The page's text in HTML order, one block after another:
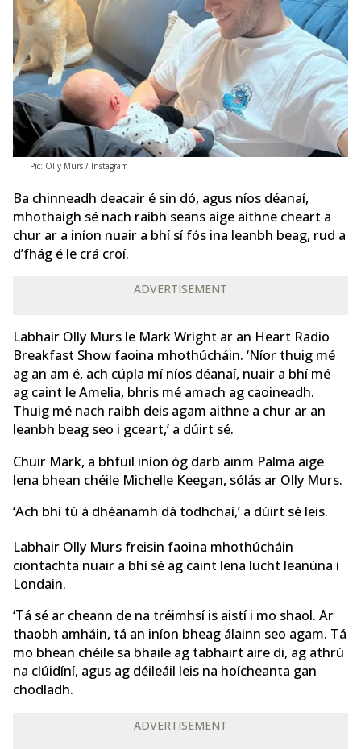
Pic: Olly Murs / Instagram
Ba chinneadh deacair é sin dó, agus níos déanaí,
mhothaigh sé nach raibh seans aige aithne cheart a
chur ar a iníon nuair a bhí sí fós ina leanbh beag, rud a
d’fhág é le crá croí.
ADVERTISEMENT
Labhair Olly Murs le Mark Wright ar an Heart Radio
Breakfast Show faoina mhothúcháin. ‘Níor thuig mé
ag an am é, ach cúpla mí níos déanaí, nuair a bhí mé
ag caint le Amelia, bhris mé amach ag caoineadh.
Thuig mé nach raibh deis agam aithne a chur ar an
leanbh beag seo i gceart,’ a dúirt sé.
Chuir Mark, a bhfuil iníon óg darb ainm Palma aige
lena bhean chéile Michelle Keegan, sólás ar Olly Murs.
‘Ach bhí tú á dhéanamh dá todhchaí,’ a dúirt sé leis.
Labhair Olly Murs freisin faoina mhothúcháin
ciontachta nuair a bhí sé ag caint lena lucht leanúna i
Londain.
‘Tá sé ar cheann de na tréimhsí is aistí i mo shaol. Ar
thaobh amháin, tá an iníon bheag álainn seo agam. Tá
mo bhean chéile sa bhaile ag tabhairt aire di, ag athrú
na clúidíní, agus ag déileáil leis na hoícheanta gan
chodladh.
ADVERTISEMENT